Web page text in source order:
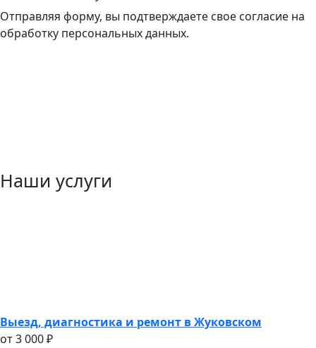
Отправляя форму, вы подтверждаете свое согласие на
обработку персональных данных.
Наши услуги
Выезд, диагностика и ремонт в Жуковском
oт 3 000 ₽